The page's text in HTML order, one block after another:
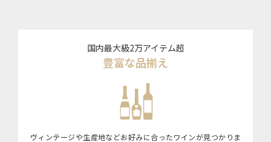
国内最大級2万アイテム超
豊富な品揃え
ヴィンテージや生産地などお好みに合ったワインが見つかりま